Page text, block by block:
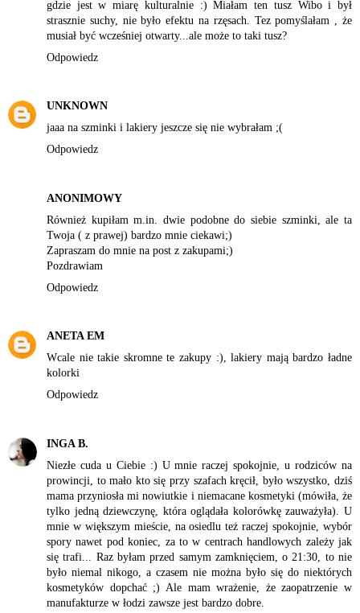
gdzie jest w miarę kulturalnie :) Miałam ten tusz Wibo i był
strasznie suchy, nie było efektu na rzęsach. Tez pomyślałam , że
musiał być wcześniej otwarty...ale może to taki tusz?
Odpowiedz
UNKNOWN
jaaa na szminki i lakiery jeszcze się nie wybrałam ;(
Odpowiedz
ANONIMOWY
Również kupiłam m.in. dwie podobne do siebie szminki, ale ta
Twoja ( z prawej) bardzo mnie ciekawi;)
Zapraszam do mnie na post z zakupami;)
Pozdrawiam
Odpowiedz
ANETA EM
Wcale nie takie skromne te zakupy :), lakiery mają bardzo ładne
kolorki
Odpowiedz
INGA B.
Niezłe cuda u Ciebie :) U mnie raczej spokojnie, u rodziców na
prowincji, to mało kto się przy szafach kręcił, było wszystko, dziś
mama przyniosła mi nowiutkie i niemacane kosmetyki (mówiła, że
tylko jedną dziewczynę, która oglądała kolorówkę zauważyła). U
mnie w większym mieście, na osiedlu też raczej spokojnie, wybór
spory nawet pod koniec, za to w centrach handlowych zależy jak
się trafi... Raz byłam przed samym zamknięciem, o 21:30, to nie
było niemal nikogo, a czasem nie można było się do niektórych
kosmetyków dopchać ;) Ale mam wrażenie, że zaopatrzenie w
manufakturze w łodzi zawsze jest bardzo dobre.